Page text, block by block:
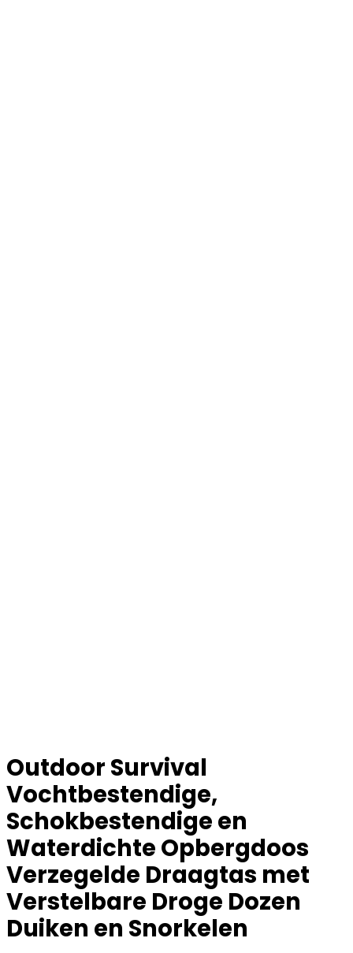
Outdoor Survival
Vochtbestendige,
Schokbestendige en
Waterdichte Opbergdoos
Verzegelde Draagtas met
Verstelbare Droge Dozen
Duiken en Snorkelen